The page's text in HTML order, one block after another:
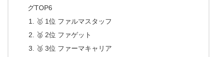
グTOP6
🥇 1位 ファルマスタッフ
🥈 2位 ファゲット
🥉 3位 ファーマキャリア